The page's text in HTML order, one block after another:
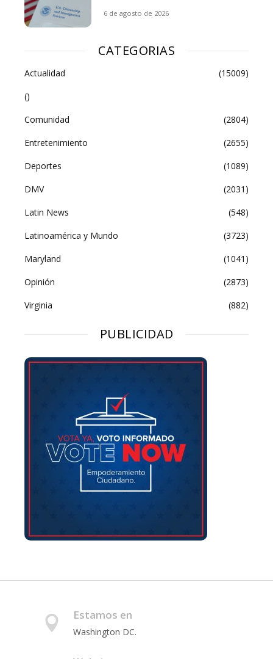
6 de agosto de 2026
CATEGORIAS
Actualidad
(15009)
()
Comunidad
(2804)
Entretenimiento
(2655)
Deportes
(1089)
DMV
(2031)
Latin News
(548)
Latinoamérica y Mundo
(3723)
Maryland
(1041)
Opinión
(2873)
Virginia
(882)
PUBLICIDAD
Estamos en
Washington DC.